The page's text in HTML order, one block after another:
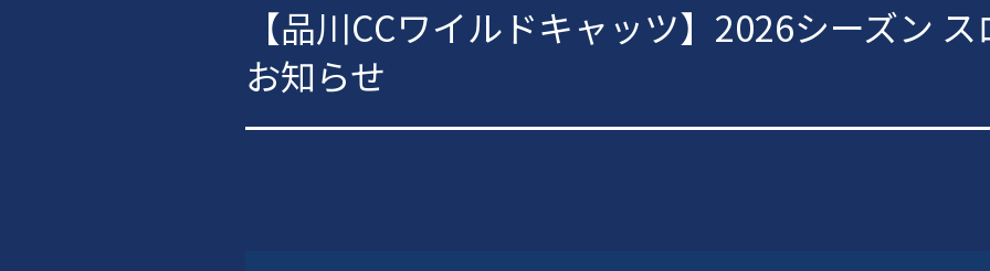
【品川CCワイルドキャッツ】2026シーズン
お知らせ